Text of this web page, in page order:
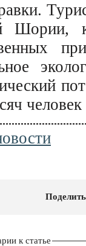
Шории,
человек
к статье